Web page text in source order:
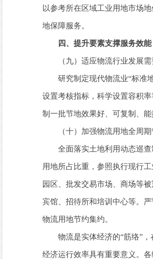
以参考所在区域工业用地市场
地保障服务。
四、提升要素支撑服务效能
（九）适应物流行业发展需
研究制定现代物流业“标准地
设置考核指标，科学设置容积
制一批节地效果好、可复制、
（十）加强物流用地全周期
全面落实土地利用动态巡查
用地所占比重，参照执行现行
园区、批发交易市场、商场等
宾馆、招待所和培训中心等。
物流用地节约集约。
物流是实体经济的“筋络”，
经济运行效率具有重要意义。